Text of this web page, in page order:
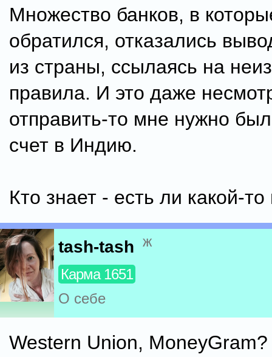
Множество банков, в
обратился, отказались
из страны, ссылаясь на
правила. И это даже
отправить-то мне нужно
счет в Индию.
Кто знает - есть ли какой-
tash-tash ж
Карма 1651
О себе
Western Union,